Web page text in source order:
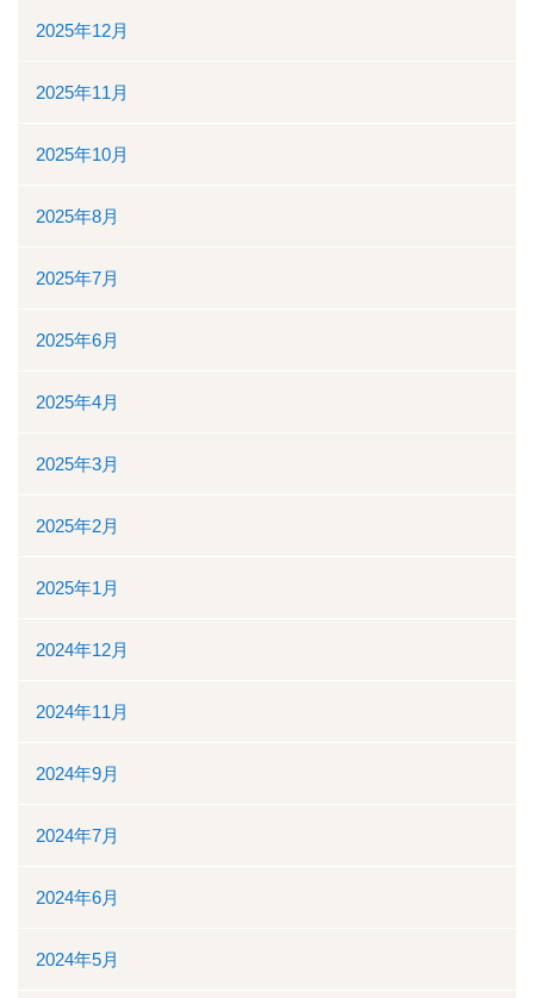
個人情報保護
お問い合わせ
ダウンロード資料一覧
一般競争（指名競争）入札参加資格審査申請について
2025年12月
2025年11月
2025年10月
2025年8月
2025年7月
2025年6月
2025年4月
2025年3月
2025年2月
2025年1月
2024年12月
2024年11月
2024年9月
2024年7月
2024年6月
2024年5月